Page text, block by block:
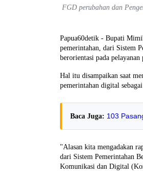
FGD perubahan dan
Papua60detik - Bupati
pemerintahan, dari Sistem
berorientasi pada
Hal itu disampaikan saat
pemerintahan digital
Baca Juga: 103
"Alasan kita mengadakan
dari Sistem Pemerintahan
Komunikasi dan Digital